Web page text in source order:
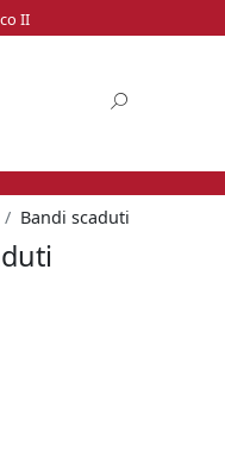
II
Bandi scaduti